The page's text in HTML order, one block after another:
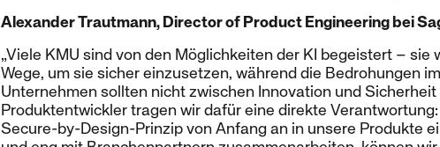
Alexander Trautmann, Director of Product Engineering bei
„Viele KMU sind von den Möglichkeiten der KI begeistert –
Wege, um sie sicher einzusetzen, während die Bedrohungen
Unternehmen sollten nicht zwischen Innovation und
Produktentwickler tragen wir dafür eine direkte
Secure-by-Design-Prinzip von Anfang an in unsere Produkte